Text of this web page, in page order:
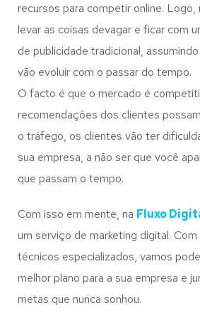
recursos para competir online.
levar as coisas devagar e ficar com
de publicidade tradicional,
vão evoluir com o passar do tempo.
O facto é que o mercado é
recomendações dos clientes
o tráfego, os clientes vão ter
sua empresa, a não ser que você
que passam o tempo.
Com isso em mente, na Fluxo
um serviço de marketing digital.
técnicos especializados, vamos
melhor plano para a sua empresa e
metas que nunca sonhou.